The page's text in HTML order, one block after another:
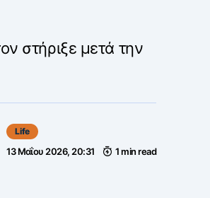
στήριξε μετά την
Life
13 Μαΐου 2026, 20:31 1 min read